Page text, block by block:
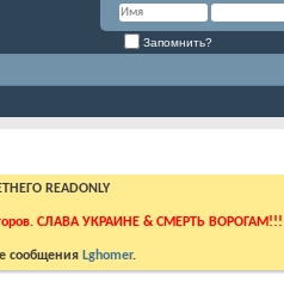
Запомнить?
READONLY
СЛАВА УКРАИНЕ & СМЕРТЬ ВОРОГАМ!!!
сообщения Lghomer.